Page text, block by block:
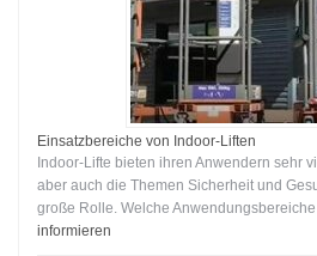
Einsatzbereiche von Indoor-Liften
Indoor-Lifte bieten ihren Anwendern sehr
aber auch die Themen Sicherheit und
große Rolle. Welche
informieren